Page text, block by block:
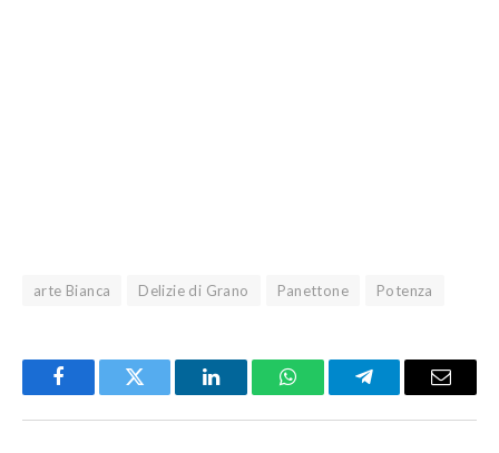
arte Bianca Delizie di Grano Panettone Potenza
FacebookTwitter LinkedInWhatsAppTelegramEmail